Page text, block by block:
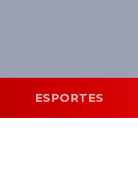
ESPORTES